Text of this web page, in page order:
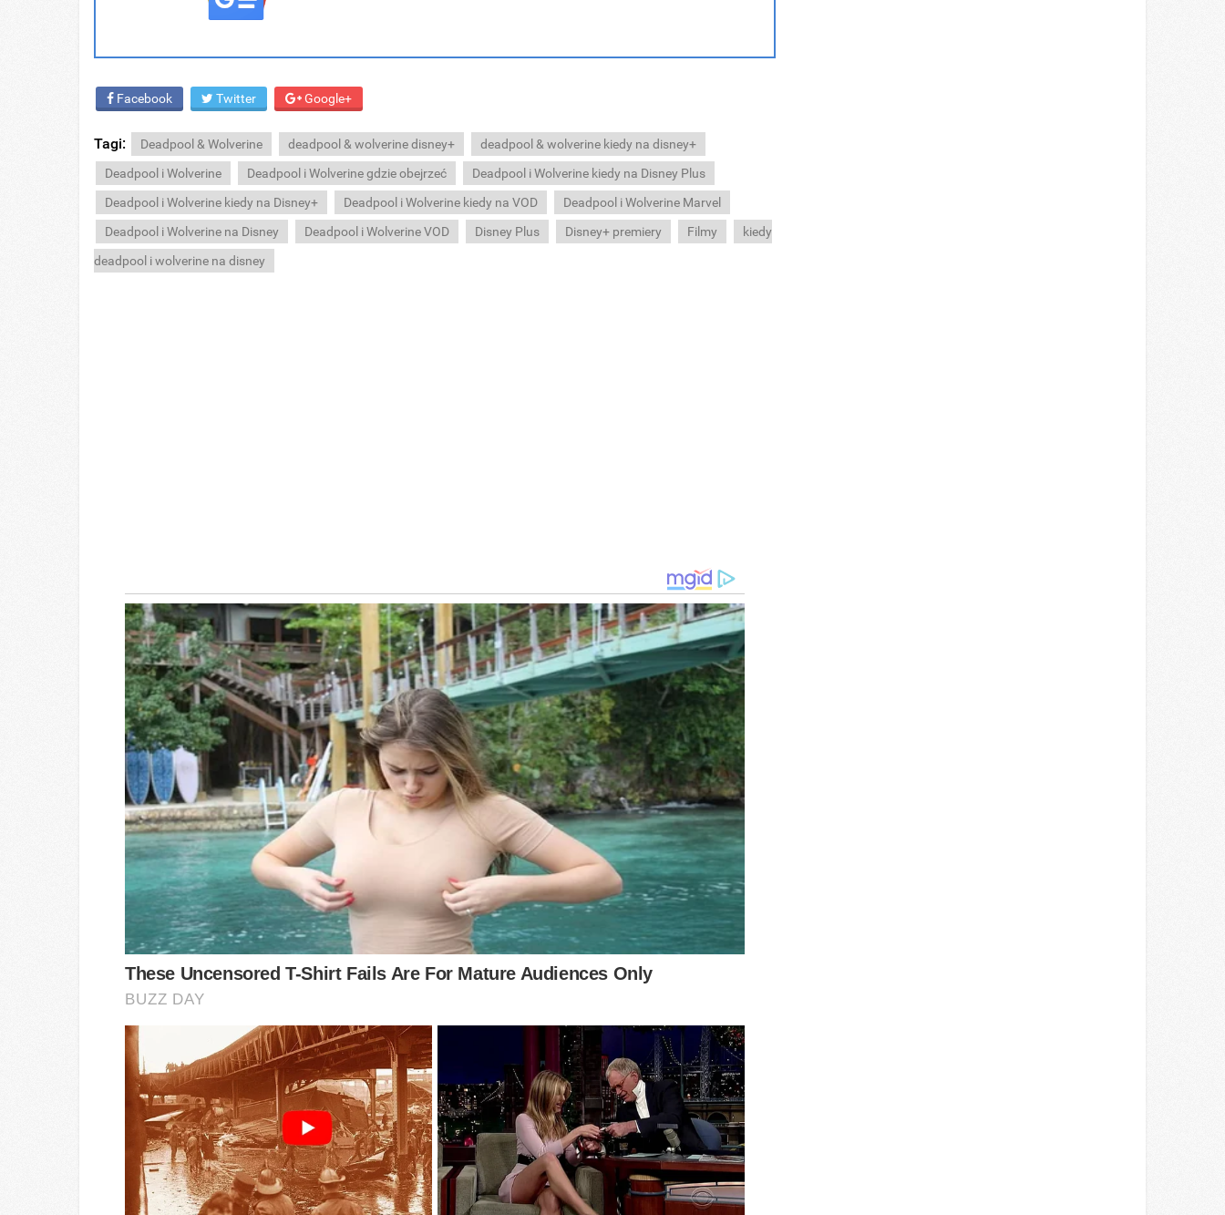
Facebook Twitter Google+
Tagi: Deadpool & Wolverine deadpool & wolverine disney+
deadpool & wolverine kiedy na disney+
Deadpool i Wolverine
Deadpool i Wolverine gdzie obejrzeć
Deadpool i Wolverine kiedy na Disney Plus
Deadpool i Wolverine kiedy na Disney+
Deadpool i Wolverine kiedy na VOD
Deadpool i Wolverine Marvel
Deadpool i Wolverine na Disney
Deadpool i Wolverine VOD Disney Plus Disney+ premiery Filmy
kiedy
deadpool i wolverine na disney